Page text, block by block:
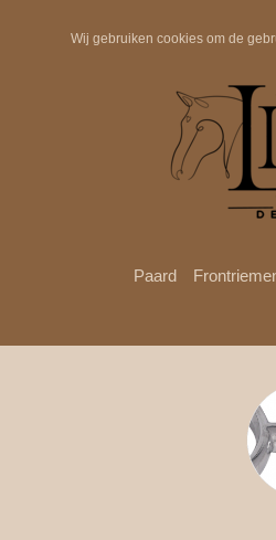
Paard
Wij gebruiken cookies om de